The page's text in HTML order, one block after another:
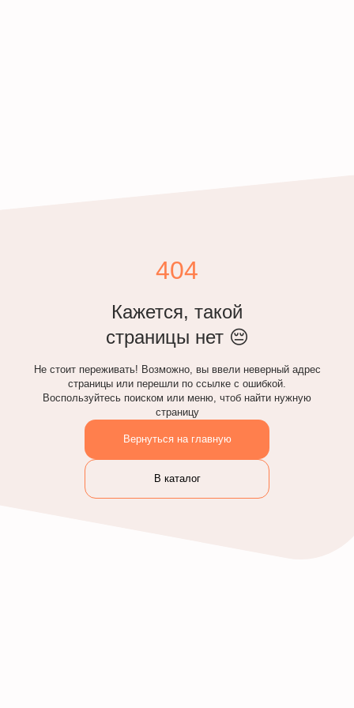
404
Кажется, такой
страницы нет 😔
Не стоит переживать! Возможно, вы ввели неверный адрес
страницы или перешли по ссылке с ошибкой.
Воспользуйтесь поиском или меню, чтоб найти нужную
страницу
Вернуться на главную
В каталог